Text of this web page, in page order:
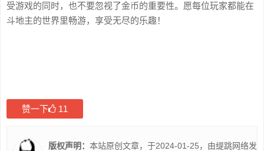
受游戏的同时，也不要忽视了金币的重要性。愿每位玩家都能在
斗地主的世界里畅游，享受无尽的乐趣！
赞一下 11
版权声明： 本站原创文章，于2024-01-25，由缇跳网络发